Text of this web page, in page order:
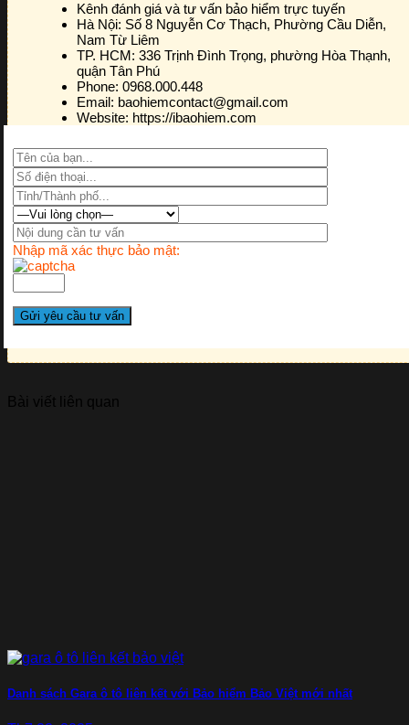
Kênh đánh giá và tư vấn bảo hiểm trực tuyến
Hà Nội: Số 8 Nguyễn Cơ Thạch, Phường Cầu Diễn,
Nam Từ Liêm
TP. HCM: 336 Trịnh Đình Trọng, phường Hòa Thạnh,
quận Tân Phú
Phone: 0968.000.448
Email: baohiemcontact@gmail.com
Website: https://ibaohiem.com
Nhập mã xác thực bảo mật:
Bài viết liên quan
Danh sách Gara ô tô liên kết với Bảo hiểm Bảo Việt mới nhất